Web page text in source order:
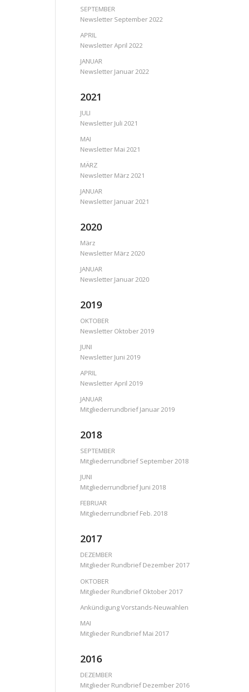
SEPTEMBER
Newsletter September 2022
APRIL
Newsletter April 2022
JANUAR
Newsletter Januar 2022
2021
JULI
Newsletter Juli 2021
MAI
Newsletter Mai 2021
MÄRZ
Newsletter März 2021
JANUAR
Newsletter Januar 2021
2020
März
Newsletter März 2020
JANUAR
Newsletter Januar 2020
2019
OKTOBER
Newsletter Oktober 2019
JUNI
Newsletter Juni 2019
APRIL
Newsletter April 2019
JANUAR
Mitgliederrundbrief Januar 2019
2018
SEPTEMBER
Mitgliederrundbrief September 2018
JUNI
Mitgliederrundbrief Juni 2018
FEBRUAR
Mitgliederrundbrief Feb. 2018
2017
DEZEMBER
Mitglieder Rundbrief Dezember 2017
OKTOBER
Mitglieder Rundbrief Oktober 2017
Ankündigung Vorstands-Neuwahlen
MAI
Mitglieder Rundbrief Mai 2017
2016
DEZEMBER
Mitglieder Rundbrief Dezember 2016